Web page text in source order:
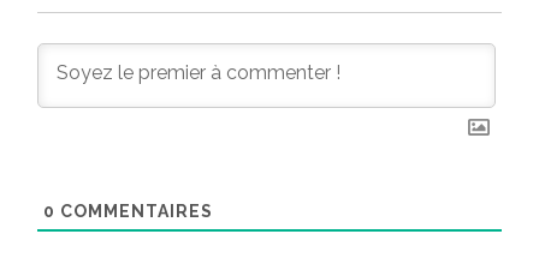
0 COMMENTAIRES